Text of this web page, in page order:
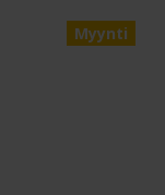
Myynti